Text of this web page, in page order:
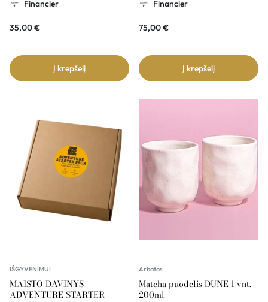
Financier
35,00€
Į krepšelį
Financier
75,00€
Į krepšelį
IŠGYVENIMUI
MAISTO DAVINYS
ADVENTURE STARTER
Arbatos
Matcha puodelis DUNE 1 vnt.
200ml